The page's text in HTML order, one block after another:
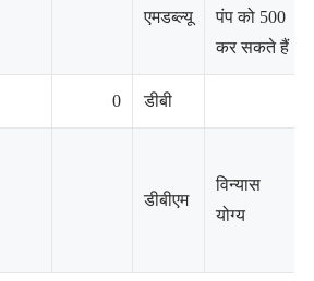
एमडब्ल्यू
पंप को 500
कर सकते हैं
0 डीबी
डीबीएम
विन्यास
योग्य